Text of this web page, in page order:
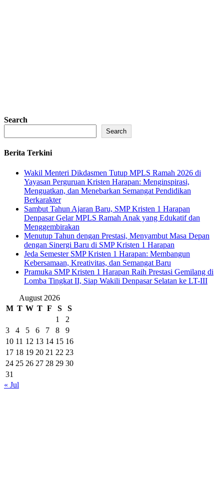
Search
Search
Berita Terkini
Wakil Menteri Dikdasmen Tutup MPLS Ramah 2026 di
Yayasan Perguruan Kristen Harapan: Menginspirasi,
Menguatkan, dan Menebarkan Semangat Pendidikan
Berkarakter
Sambut Tahun Ajaran Baru, SMP Kristen 1 Harapan
Denpasar Gelar MPLS Ramah Anak yang Edukatif dan
Menggembirakan
Menutup Tahun dengan Prestasi, Menyambut Masa Depan
dengan Sinergi Baru di SMP Kristen 1 Harapan
Jeda Semester SMP Kristen 1 Harapan: Membangun
Kebersamaan, Kreativitas, dan Semangat Baru
Pramuka SMP Kristen 1 Harapan Raih Prestasi Gemilang di
Lomba Tingkat II, Siap Wakili Denpasar Selatan ke LT-III
August 2026
M T W T F S
S
1
2
3
4 5 6 7 8
9
10 11 12 13 14 15 16
17 18 19 20 21 22 23
24 25 26 27 28 29 30
31
« Jul